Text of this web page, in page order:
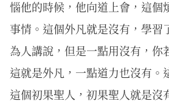
惱他的時候，他向道上會，這個
事情。這個外凡就是沒有，學習
為人講說，但是一點用沒有，你
這就是外凡，一點道力也沒有。
這個初果聖人，初果聖人就是沒